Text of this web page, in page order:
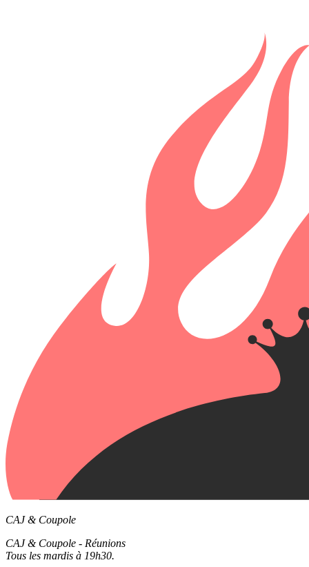
CAJ & Coupole
CAJ & Coupole - Réunions
Tous les mardis à 19h30.